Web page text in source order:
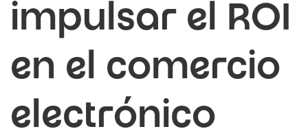
impulsar el ROI
en el comercio
electrónico